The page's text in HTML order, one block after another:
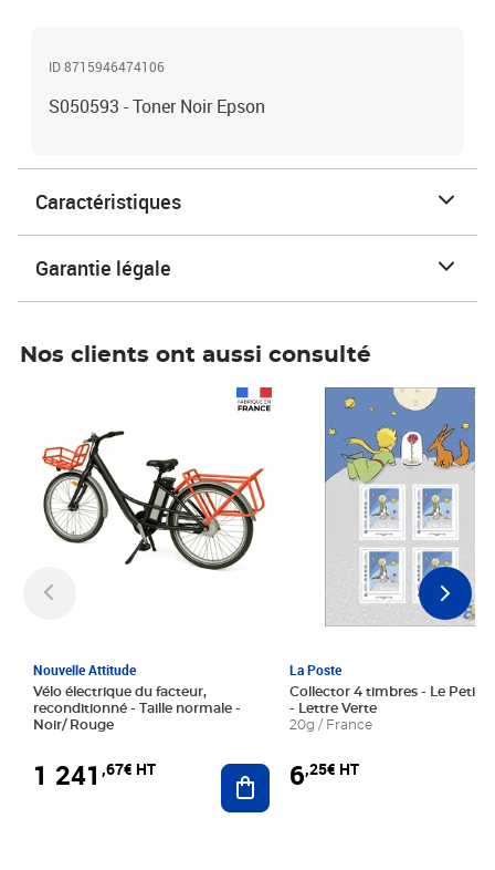
ID 8715946474106
S050593 - Toner Noir Epson
Caractéristiques
Garantie légale
Nos clients ont aussi consulté
Nouvelle Attitude
Vélo électrique du facteur,
reconditionné - Taille normale -
Noir/ Rouge
1 241 ,67€ HT Ajouter au panier
La Poste
Collector 4 timbres - Le Petit
- Lettre Verte
20g / France
6,25€ HT
Prix 6,25€ HT